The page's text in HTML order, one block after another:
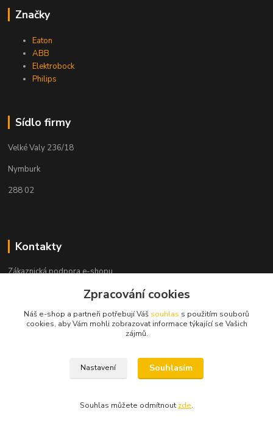
Značky
Eaton
ABB
Elektrobock
Philips
Sídlo firmy
Velké Valy 236/18
Nymburk
288 02
Kontakty
Zákaznická podpora e-shopu
info@elektronymburk.cz
dodavatele.
Zpracování cookies
Náš e-shop a partneři potřebují Váš souhlas s použitím souborů
cookies, aby Vám mohli zobrazovat informace týkající se Vašich
zájmů.
Nastavení Souhlasím
Souhlas můžete odmítnout zde.